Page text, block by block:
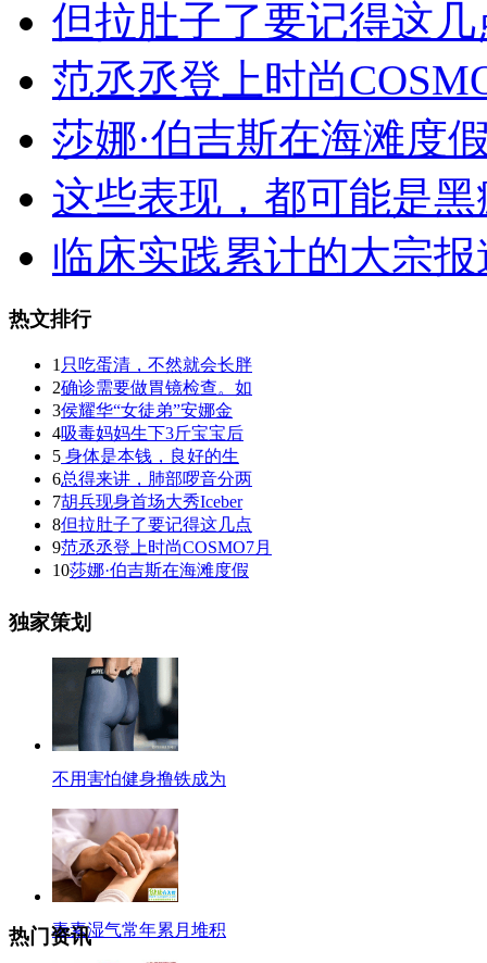
但拉肚子了要记得这几
范丞丞登上时尚
莎娜·伯吉斯在海滩度
这些表现，都可能是黑
临床实践累计的大宗报
热文排行
1 只吃蛋清，不然就会长胖
2确诊需要做胃镜检查。如
3侯耀华“女徒弟”安娜金
4吸毒妈妈生下3斤宝宝后
5 身体是本钱，良好的生
6总得来讲，肺部啰音分两
7胡兵现身首场大秀Iceber
8但拉肚子了要记得这几点
9范丞丞登上时尚COSMO7月
10莎娜·伯吉斯在海滩度假
独家策划
不用害怕健身撸铁成为
毒素湿气常年累月堆积
热门资讯